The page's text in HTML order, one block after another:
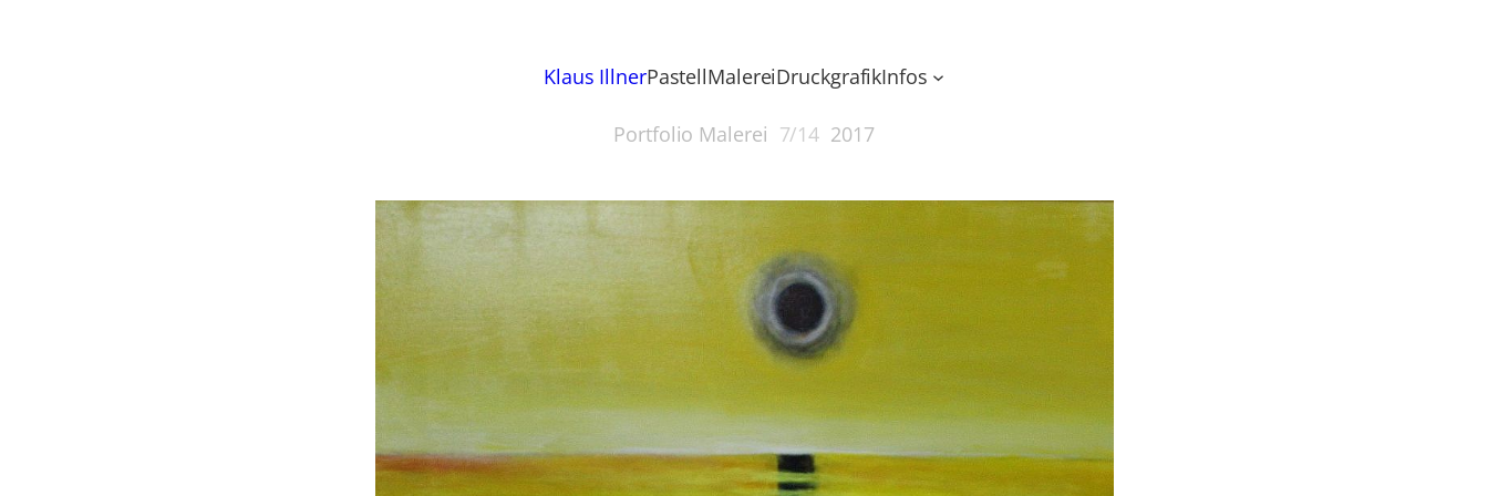
Klaus IllnerPastellMalereiDruckgrafikInfos
Portfolio Malerei 7/14 2017